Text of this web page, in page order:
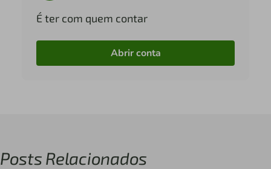
É ter com quem contar
Abrir conta
Posts Relacionados